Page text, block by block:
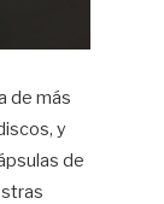
de más
y
de